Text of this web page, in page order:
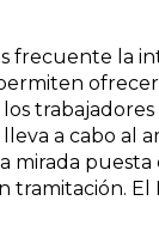
frecuente la
a cabo al
mirada
tramitación. El